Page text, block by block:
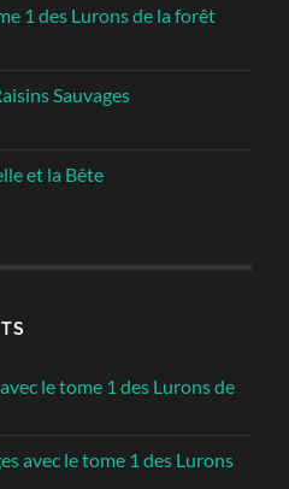
1 des Lurons de la forêt
Sauvages
et la Bête
le tome 1 des Lurons de
avec le tome 1 des Lurons